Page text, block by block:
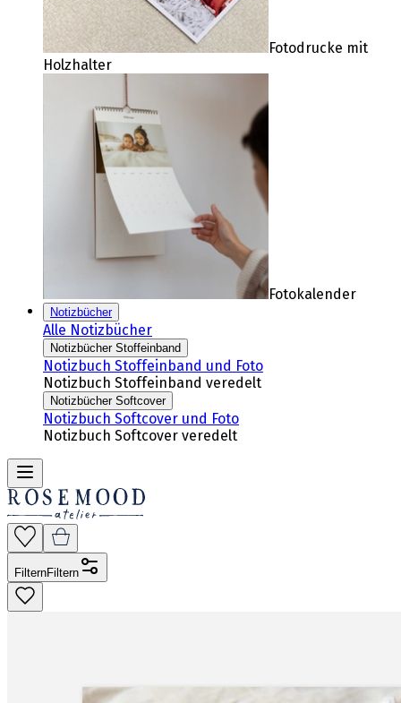
Fotodrucke mit
Holzhalter
Fotokalender
Notizbücher
Alle Notizbücher
Notizbücher Stoffeinband
Notizbuch Stoffeinband und Foto
Notizbuch Stoffeinband veredelt
Notizbücher Softcover
Notizbuch Softcover und Foto
Notizbuch Softcover veredelt
FilternFiltern